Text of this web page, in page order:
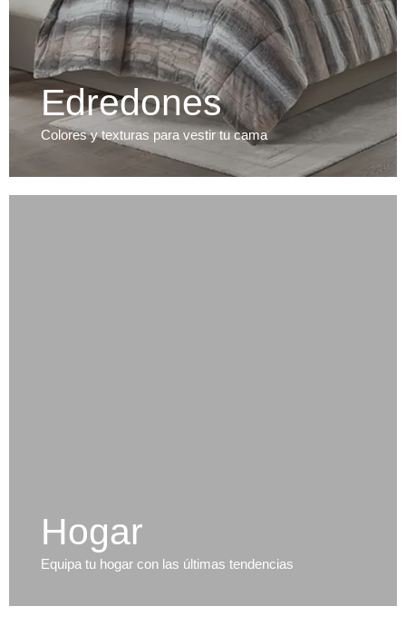
Edredones
Colores y texturas para vestir tu cama
Hogar
Equipa tu hogar con las últimas tendencias